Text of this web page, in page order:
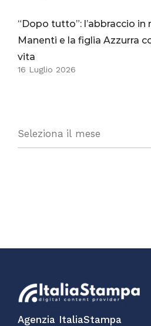
“Dopo tutto”: l’abbraccio in
Manenti e la figlia Azzurra
vita
16 Luglio 2026
Agenzia ItaliaStampa